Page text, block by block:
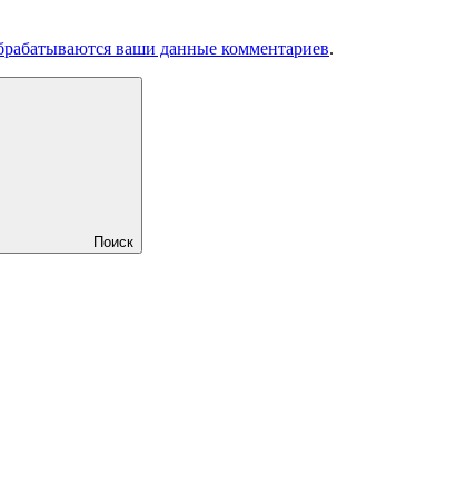
ваши данные комментариев.
Поиск